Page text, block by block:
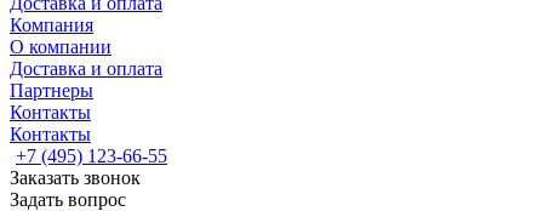
Компания
О компании
Доставка и оплата
Партнеры
Контакты
Контакты
+7 (495) 123-66-55
Заказать звонок
Задать вопрос